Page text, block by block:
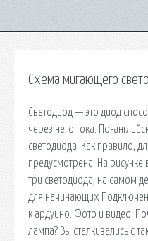
Схема мигающего
Светодиод — это диод
через него тока. По-
светодиода. Как правило,
предусмотрена. На
три светодиода, на самом
для начинающих
к ардуино. Фото и видео.
лампа? Вы сталкивались с